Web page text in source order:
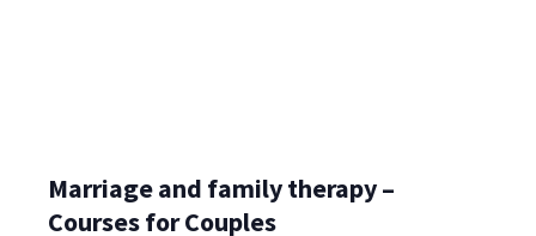
Marriage and family therapy –
Courses for Couples